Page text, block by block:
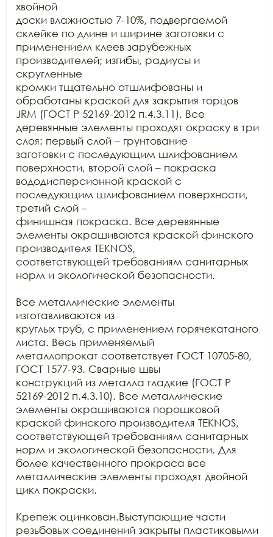
хвойной
доски влажностью 7-10%, подвергаемой
склейке по длине и ширине заготовки с
применением клеев зарубежных
производителей; изгибы, радиусы и
скругленные
кромки тщательно отшлифованы и
обработаны краской для закрытия торцов
JRM (ГОСТ Р 52169-2012 п.4.3.11). Все
деревянные элементы проходят окраску в три
слоя: первый слой – грунтование
заготовки с последующим шлифованием
поверхности, второй слой – покраска
вододисперсионной краской с
последующим шлифованием поверхности,
третий слой –
финишная покраска. Все деревянные
элементы окрашиваются краской финского
производителя TEKNOS,
соответствующей требованиям санитарных
норм и экологической безопасности.
Все металлические элементы
изготавливаются из
круглых труб, с применением горячекатаного
листа. Весь применяемый
металлопрокат соответствует ГОСТ 10705-80,
ГОСТ 1577-93. Сварные швы
конструкций из металла гладкие (ГОСТ Р
52169-2012 п.4.3.10). Все металлические
элементы окрашиваются порошковой
краской финского производителя TEKNOS,
соответствующей требованиям санитарных
норм и экологической безопасности. Для
более качественного прокраса все
металлические элементы проходят двойной
цикл покраски.
Крепеж оцинкован.Выступающие части
резьбовых соединений закрыты пластиковыми